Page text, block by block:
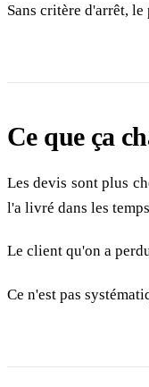
Sans critère d'arrêt,
Ce que ça
Les devis sont plus
l'a livré dans les
Le client qu'on a
Ce n'est pas